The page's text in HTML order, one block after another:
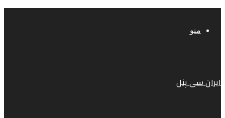
منو
ایران سی پنل